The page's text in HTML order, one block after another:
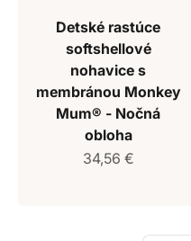
Detské rastúce
softshellové
nohavice s
membránou Monkey
Mum® - Nočná
obloha
Predajná cena
34,56 €